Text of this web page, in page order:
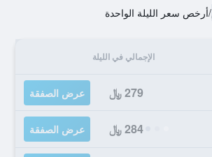
/أرخص سعر الليلة الواحدة
الإجمالي في الليلة
279 ﷼ عرض الصفقة
284 ﷼ عرض الصفقة